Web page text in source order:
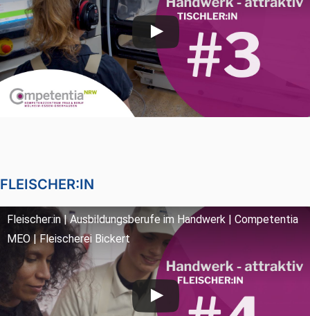
FLEISCHER:IN
Fleischer:in | Ausbildungsberufe im Handwerk | Competentia
MEO | Fleischerei Bickert